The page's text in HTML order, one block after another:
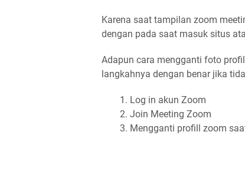
Karena saat tampilan zoom
dengan pada saat masuk situs
Adapun cara mengganti foto
langkahnya dengan benar jika
Log in akun Zoom
Join Meeting Zoom
Mengganti profill zoom